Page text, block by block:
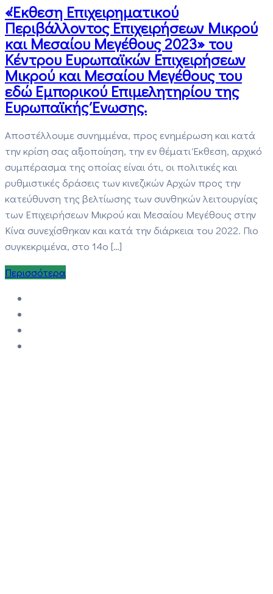
«Έκθεση Επιχειρηματικού
Περιβάλλοντος Επιχειρήσεων Μικρού
και Μεσαίου Μεγέθους 2023» του
Κέντρου Ευρωπαϊκών Επιχειρήσεων
Μικρού και Μεσαίου Μεγέθους του
εδώ Εμπορικού Επιμελητηρίου της
Ευρωπαϊκής Ένωσης.
Αποστέλλουμε συνημμένα, προς ενημέρωση και κατά
την κρίση σας αξιοποίηση, την εν θέματι Έκθεση, αρχικό
συμπέρασμα της οποίας είναι ότι, οι πολιτικές και
ρυθμιστικές δράσεις των κινεζικών Αρχών προς την
κατεύθυνση της βελτίωσης των συνθηκών λειτουργίας
των Επιχειρήσεων Μικρού και Μεσαίου Μεγέθους στην
Κίνα συνεχίσθηκαν και κατά την διάρκεια του 2022. Πιο
συγκεκριμένα, στο 14ο […]
Περισσότερα